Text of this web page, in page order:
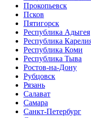
Прокопьевск
Псков
Пятигорск
Республика Адыгея
Республика
Республика Коми
Республика Тыва
Ростов-на-Дону
Рубцовск
Рязань
Салават
Самара
Санкт-Петербург